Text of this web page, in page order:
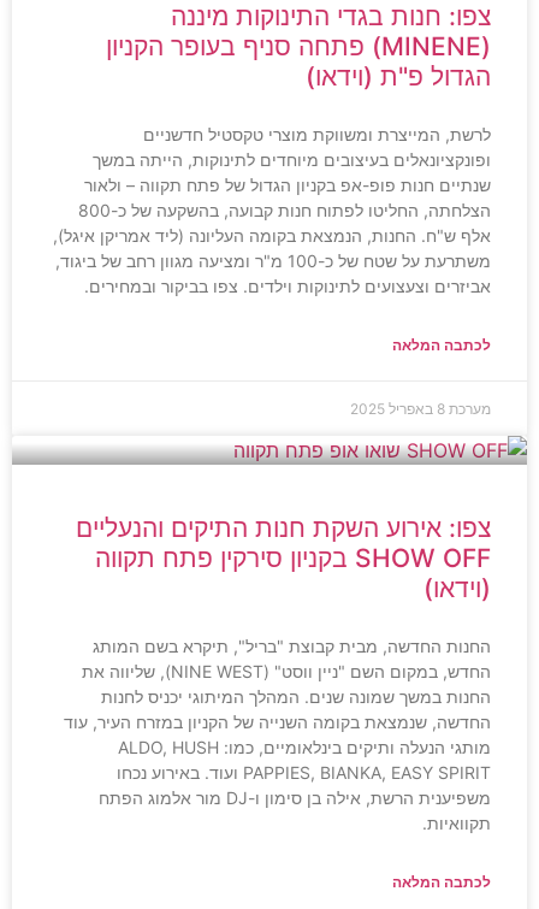
צפו: חנות בגדי התינוקות מיננה
(MINENE) פתחה סניף בעופר הקניון
הגדול פ"ת (וידאו)
לרשת, המייצרת ומשווקת מוצרי טקסטיל חדשניים
ופונקציונאלים בעיצובים מיוחדים לתינוקות, הייתה במשך
שנתיים חנות פופ-אפ בקניון הגדול של פתח תקווה – ולאור
הצלחתה, החליטו לפתוח חנות קבועה, בהשקעה של כ-800
אלף ש"ח. החנות, הנמצאת בקומה העליונה (ליד אמריקן איגל),
משתרעת על שטח של כ-100 מ"ר ומציעה מגוון רחב של ביגוד,
אביזרים וצעצועים לתינוקות וילדים. צפו בביקור ובמחירים.
לכתבה המלאה
מערכת 8 באפריל 2025
צפו: אירוע השקת חנות התיקים והנעליים
SHOW OFF בקניון סירקין פתח תקווה
(וידאו)
החנות החדשה, מבית קבוצת "בריל", תיקרא בשם המותג
החדש, במקום השם "ניין ווסט" (NINE WEST), שליווה את
החנות במשך שמונה שנים. המהלך המיתוגי יכניס לחנות
החדשה, שנמצאת בקומה השנייה של הקניון במזרח העיר, עוד
מותגי הנעלה ותיקים בינלאומיים, כמו: ALDO, HUSH
PAPPIES, BIANKA, EASY SPIRIT ועוד. באירוע נכחו
משפיענית הרשת, אילה בן סימון ו-DJ מור אלמוג הפתח
תקוואיות.
לכתבה המלאה